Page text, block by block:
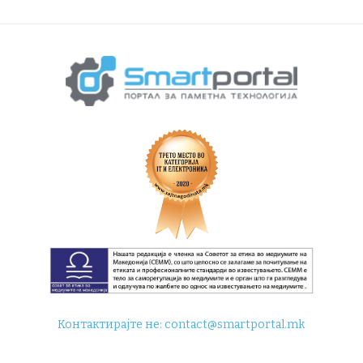
Контактирајте не:contact@smartportal.mk